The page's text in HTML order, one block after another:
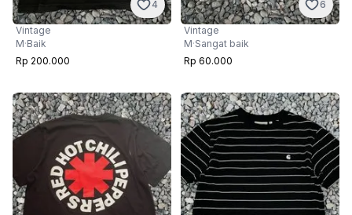
4
Vintage
M·Baik
Rp 200.000
6
Vintage
M·Sangat baik
Rp 60.000